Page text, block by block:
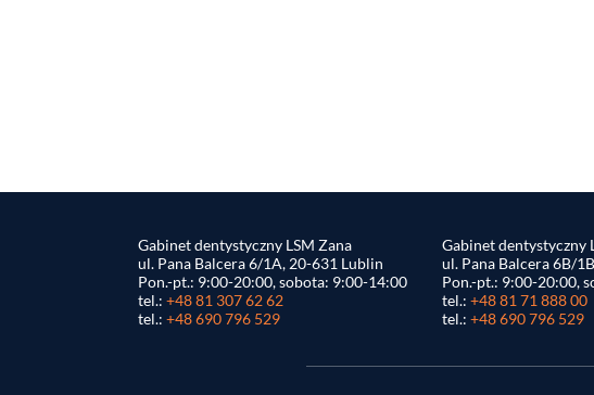
Gabinet dentystyczny LSM Zana
ul. Pana Balcera 6/1A, 20-631 Lublin
Pon.-pt.: 9:00-20:00, sobota: 9:00-14:00
tel.: +48 81 307 62 62
tel.: +48 690 796 529
Gabinet dentystyczny
ul. Pana Balcera 6B/
Pon.-pt.: 9:00-20:00,
tel.: +48 81 71 888 00
tel.: +48 690 796 529